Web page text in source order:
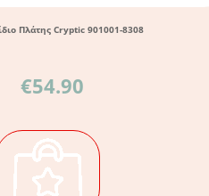
Πλάτης Cryptic 901001-8308
€54.90